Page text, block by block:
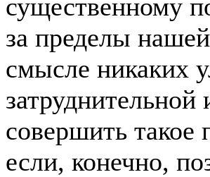
существенному
за пределы
смысле никаких
затруднительной
совершить
если, конечно,